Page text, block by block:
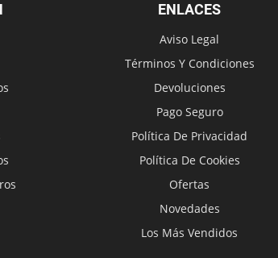
ENLACES
Aviso Legal
Términos Y Condiciones
Devoluciones
Pago Seguro
Política De Privacidad
Política De Cookies
Ofertas
Novedades
Los Más Vendidos